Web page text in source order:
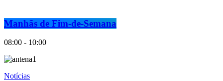
Manhãs de Fim-de-Semana
08:00 - 10:00
Notícias